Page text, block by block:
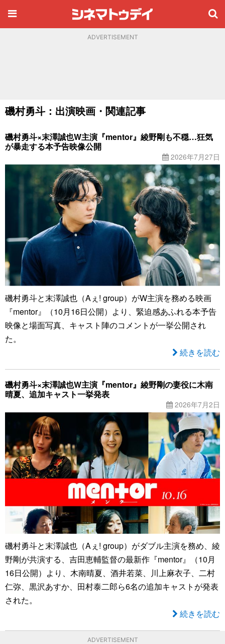
ADVERTISEMENT
磯村勇斗：出演映画・関連記事
磯村勇斗×末澤誠也W主演『mentor』綾野剛も不穏…狂気
が暴走する本予告映像公開
2026年7月27日
磯村勇斗と末澤誠也（Aぇ! group）がW主演を務める映画
『mentor』（10月16日公開）より、緊迫感あふれる本予告
映像と場面写真、キャスト陣のコメントが一挙公開され
た。
続きを読む
磯村勇斗×末澤誠也W主演『mentor』綾野剛の妻役に木南
晴夏、追加キャスト一挙発表
2026年7月2日
磯村勇斗と末澤誠也（Aぇ! group）がダブル主演を務め、綾
野剛が共演する、吉田恵輔監督の最新作『mentor』（10月
16日公開）より、木南晴夏、酒井若菜、川上麻衣子、二村
仁弥、黒沢あすか、田村泰二郎ら6名の追加キャストが発表
された。
続きを読む
ADVERTISEMENT